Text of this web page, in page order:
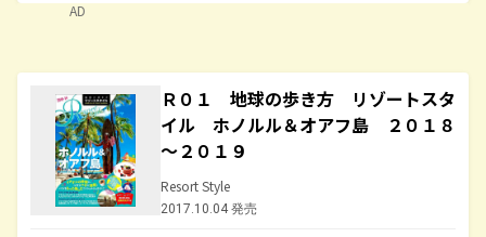
AD
Ｒ０１ 地球の歩き方 リゾートスタ
イル ホノルル＆オアフ島 ２０１８
～２０１９
Resort Style
2017.10.04 発売